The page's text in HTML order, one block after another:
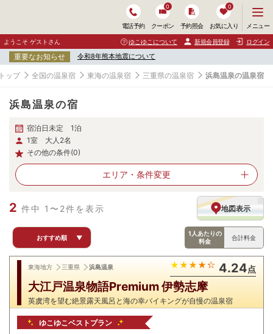
電話予約 クーポン
0
予約照会 お気に入り
0
ニ
ュ
ー
開
く
メニュー
ようこそ ゲストさん ゆこゆこについて 新規会員登録 ログイン
重要なお知らせ 令和8年熊本地震について
ップ 全国の温泉宿 東海の温泉宿 三重県の温泉宿 浜島温泉の温泉宿
浜島温泉の宿
宿泊日未定 1泊
1室 大人2名
その他の条件(0)
エリア・ 条件変更
2 件中 1〜2件を表示 地図表示
おすすめ順 ▼
1人あたりの
料金
合計料金
東海地方 三重県 浜島温泉 4.24点
大江戸温泉物語Premium 伊勢志摩
英虞湾を望む絶景露天風呂と海の幸バイキングが自慢の温泉宿
ゆこゆこベストプラン